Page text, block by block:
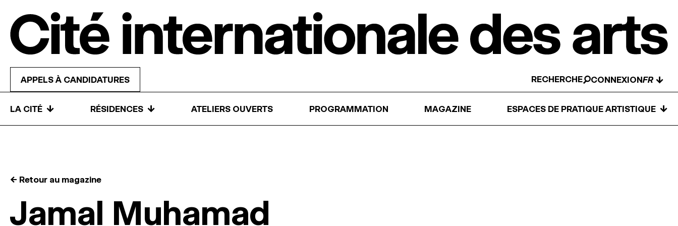
APPELS À CANDIDATURES RECHERCHE CONNEXION ↓
LA CITÉ ↓ RÉSIDENCES ↓ ATELIERS OUVERTS PROGRAMMATION MAGAZINE ESPACES DE PRATIQUE ARTISTIQUE ↓
← Retour au magazine
Jamal Muhamad